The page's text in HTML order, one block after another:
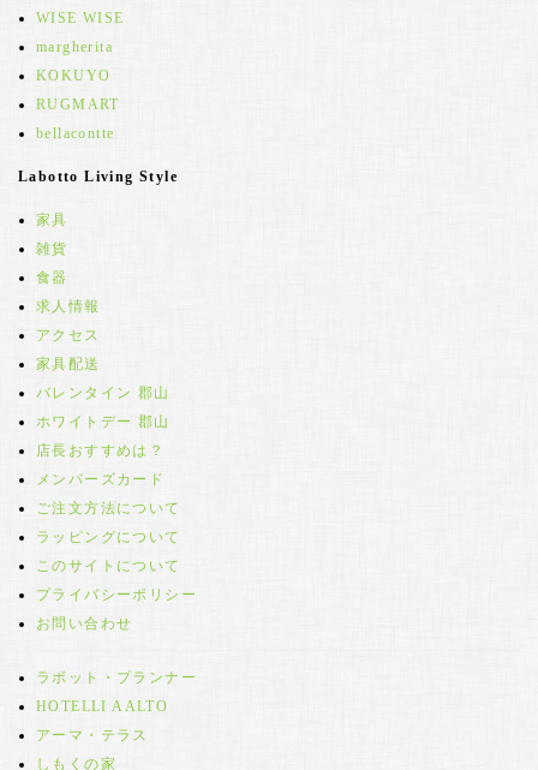
WISE WISE
margherita
KOKUYO
RUGMART
bellacontte
Labotto Living Style
家具
雑貨
食器
求人情報
アクセス
家具配送
バレンタイン 郡山
ホワイトデー 郡山
店長おすすめは？
メンバーズカード
ご注文方法について
ラッピングについて
このサイトについて
プライバシーポリシー
お問い合わせ
ラボット・プランナー
HOTELLI AALTO
アーマ・テラス
しもくの家